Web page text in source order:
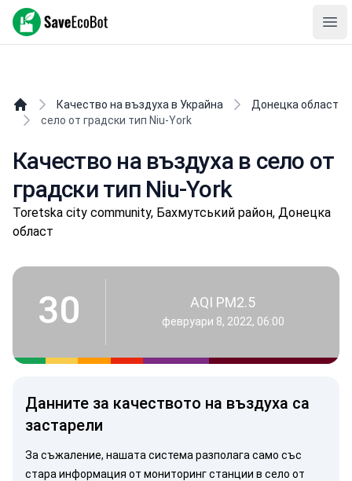
SaveEcoBot
Качество на въздуха в Украйна
Донецка област
село от градски тип Niu-York
Качество на въздуха в село от
градски тип Niu-York
Toretska city community, Бахмутський район, Донецка
област
30 AQI PM2.5
февруари 8, 2022, 06:00
Данните за качеството на въздуха са
застарели
За съжаление, нашата система разполага само със
стара информация от мониторинг станции в село от